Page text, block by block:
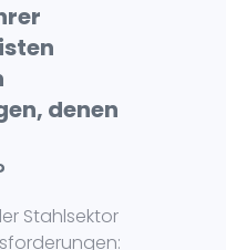
denen
Stahlsektor